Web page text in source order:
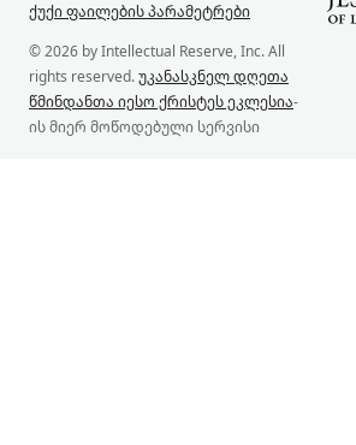
ქუქი ფაილების პარამეტრები
© 2026 by Intellectual Reserve, Inc. All
rights reserved.უკანასკნელ დღეთა
წმინდანთა იესო ქრისტეს ეკლესია-
ის მიერ მოწოდებული სერვისი